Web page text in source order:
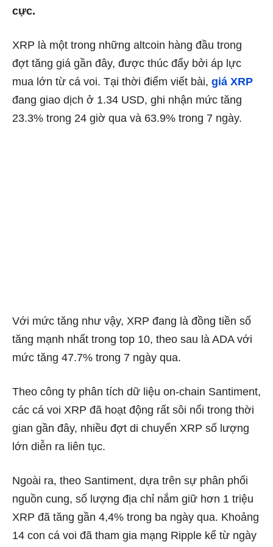
cực.
XRP là một trong những altcoin hàng đầu trong
đợt tăng giá gần đây, được thúc đẩy bởi áp lực
mua lớn từ cá voi. Tại thời điểm viết bài, giá XRP
đang giao dịch ở 1.34 USD, ghi nhận mức tăng
23.3% trong 24 giờ qua và 63.9% trong 7 ngày.
Với mức tăng như vậy, XRP đang là đồng tiền số
tăng mạnh nhất trong top 10, theo sau là ADA với
mức tăng 47.7% trong 7 ngày qua.
Theo công ty phân tích dữ liệu on-chain Santiment,
các cá voi XRP đã hoạt động rất sôi nổi trong thời
gian gần đây, nhiều đợt di chuyển XRP số lượng
lớn diễn ra liên tục.
Ngoài ra, theo Santiment, dựa trên sự phân phối
nguồn cung, số lượng địa chỉ nắm giữ hơn 1 triệu
XRP đã tăng gần 4,4% trong ba ngày qua. Khoảng
14 con cá voi đã tham gia mạng Ripple kể từ ngày